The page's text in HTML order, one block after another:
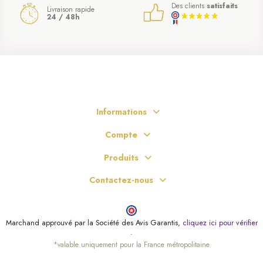
Livraison rapide
24 / 48h
Des clients satisfaits
Informations
Compte
Produits
Contactez-nous
Marchand approuvé par la Société des Avis Garantis, cliquez ici pour vérifier
.
*valable uniquement pour la France métropolitaine